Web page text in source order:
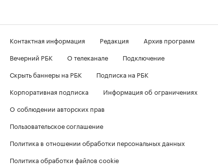
Контактная информация Редакция
Архив программ
Вечерний РБК
О телеканале
Подключение
Скрыть баннеры на РБК
Подписка на РБК
Корпоративная подписка
Информация об ограничениях
О соблюдении авторских прав
Пользовательское соглашение
Политика в отношении обработки персональных данных
Политика обработки файлов cookie